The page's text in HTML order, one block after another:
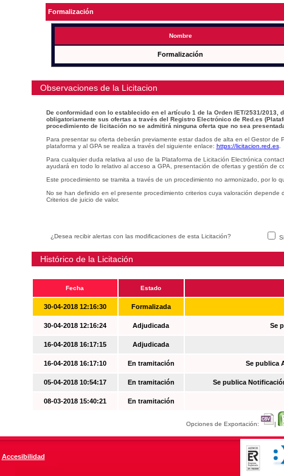
Formalización
Nombre
Formalización
Observaciones de la Licitacion
De conformidad con lo establecido en el artículo 1 de la Orden IET/2531/
obligatoriamente sus ofertas a través del Registro Electrónico de Red.es
procedimiento de licitación no se admitirá ninguna oferta que no sea
Para presentar su oferta deberán previamente estar dados de alta en el Gestor de
plataforma y al GPA se realiza a través del siguiente enlace: https://licitacion.red.es.
Para cualquier duda relativa al uso de la Plataforma de Licitación Electrónica
ayudará en todo lo relativo al acceso a GPA, presentación de ofertas y gestión de
Este procedimiento se tramita a través de un procedimiento no armonizado, por lo
No se han definido en el presente procedimiento criterios cuya valoración
Criterios de juicio de valor.
¿Desea recibir alertas con las modificaciones de esta Licitación? Si
Histórico de la Licitación
Fecha Estado
30-04-2018 12:16:30 Formalizada
30-04-2018 12:16:24 Adjudicada Se
16-04-2018 16:17:15 Adjudicada
16-04-2018 16:17:10 En tramitación Se publica
05-04-2018 10:54:17 En tramitación Se publica
08-03-2018 15:40:21 En tramitación
Opciones de Exportación: |
Accesibilidad